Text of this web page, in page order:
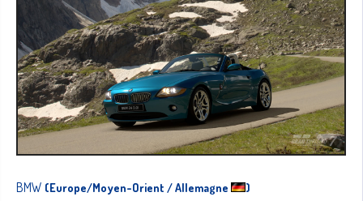
BMW (Europe/Moyen-Orient / Allemagne )